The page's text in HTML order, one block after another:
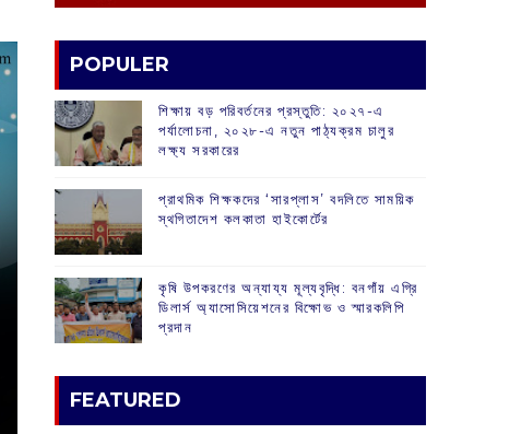
POPULER
শিক্ষায় বড় পরিবর্তনের প্রস্তুতি: ২০২৭-এ
পর্যালোচনা, ২০২৮-এ নতুন পাঠ্যক্রম চালুর
লক্ষ্য সরকারের
প্রাথমিক শিক্ষকদের ‘সারপ্লাস’ বদলিতে সাময়িক
স্থগিতাদেশ কলকাতা হাইকোর্টের
কৃষি উপকরণের অন্যায্য মূল্যবৃদ্ধি: বনগাঁয় এগ্রি
ডিলার্স অ্যাসোসিয়েশনের বিক্ষোভ ও স্মারকলিপি
প্রদান
FEATURED